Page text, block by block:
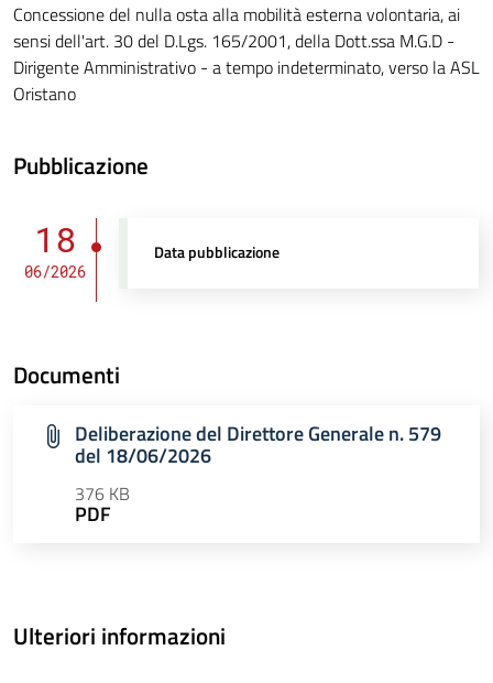
Concessione del nulla osta alla mobilità esterna volontaria, ai
sensi dell'art. 30 del D.Lgs. 165/2001, della Dott.ssa M.G.D -
Dirigente Amministrativo - a tempo indeterminato, verso la ASL
Oristano
Pubblicazione
18
06/2026
Data pubblicazione
Documenti
Deliberazione del Direttore Generale n. 579
del 18/06/2026
376 KB
PDF
Ulteriori informazioni